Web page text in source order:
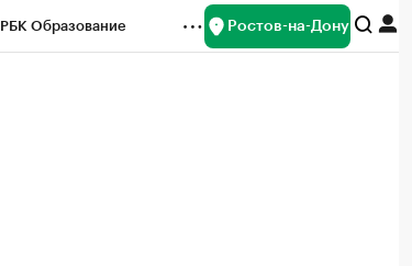
РБК Образование Ростов-на-Дону